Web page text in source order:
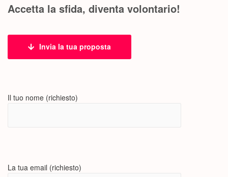
Accetta la sfida, diventa volontario!
Invia la tua proposta
Il tuo nome (richiesto)
La tua email (richiesto)